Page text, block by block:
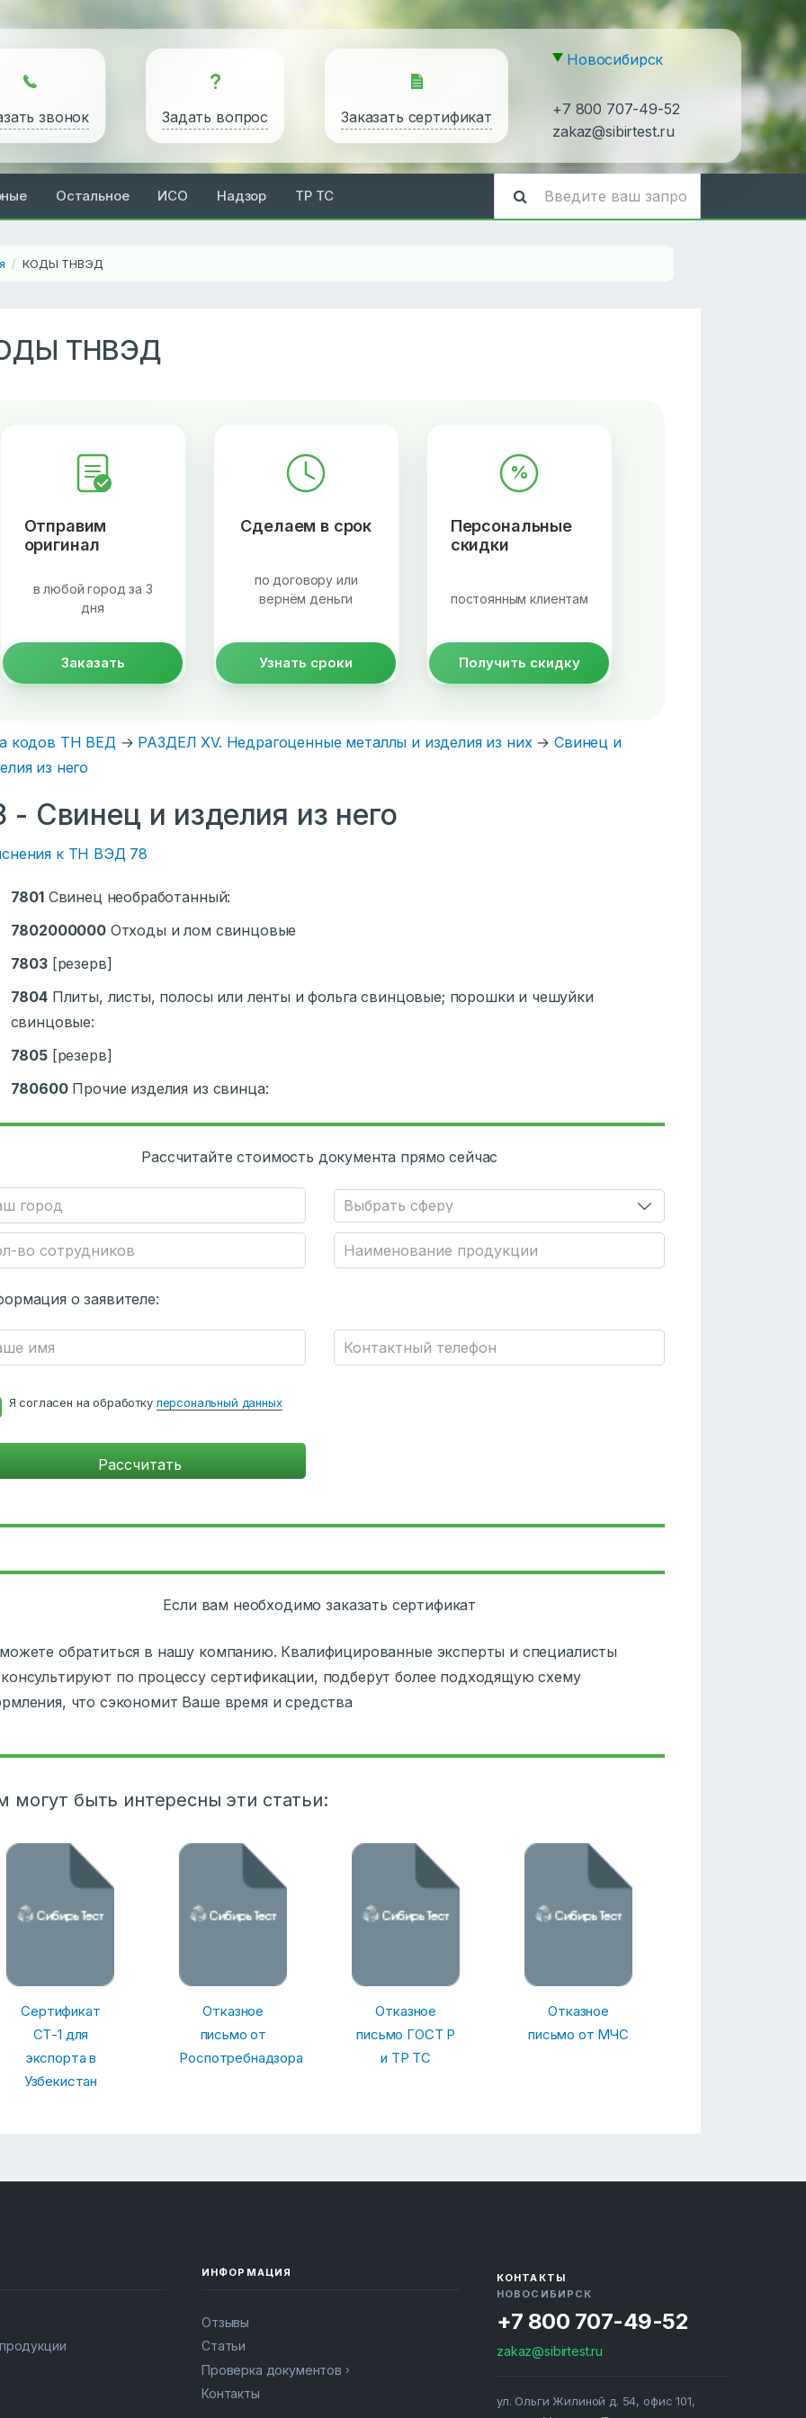
звонок Задать вопрос Заказать сертификат
Новосибирск
+7 800 707-49-52
zakaz@sibirtest.ru
Остальное ИСО Надзор ТР ТС
/ КОДЫ ТНВЭД
ТНВЭД
Отправим
оригинал
в любой город за 3
дня
Заказать
Сделаем в срок
по договору или
вернём деньги
Узнать сроки
%
Персональные
скидки
постоянным клиентам
Получить скидку
кодов ТН ВЕД → РАЗДЕЛ XV. Недрагоценные металлы и изделия из них →Свинец и
из него
- Свинец и изделия из него
к ТН ВЭД 78
7801 Свинец необработанный:
7802000000 Отходы и лом свинцовые
7803 [резерв]
7804 Плиты, листы, полосы или ленты и фольга свинцовые; порошки и чешуйки
свинцовые:
7805 [резерв]
780600 Прочие изделия из свинца:
Рассчитайте стоимость документа прямо сейчас
о заявителе:
Я согласен на обработку персональный данных
Если вам необходимо заказать сертификат
обратиться в нашу компанию. Квалифицированные эксперты и специалисты
по процессу сертификации, подберут более подходящую схему
что сэкономит Ваше время и средства
могут быть интересны эти статьи:
Сертификат
СТ-1 для
экспорта в
Узбекистан
Отказное
письмо от
Роспотребнадзора
Отказное
письмо ГОСТ Р
и ТР ТС
Отказное
письмо от МЧС
ИНФОРМАЦИЯ
Отзывы
Статьи
Проверка документов
Контакты
КОНТАКТЫ
НОВОСИБИРСК
+7 800 707-49-52
zakaz@sibirtest.ru
ул. Ольги Жилиной д. 54, офис 101,